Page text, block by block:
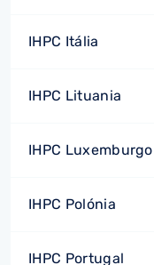
IHPC Itália
IHPC Lituania
IHPC Luxemburgo
IHPC Polónia
IHPC Portugal